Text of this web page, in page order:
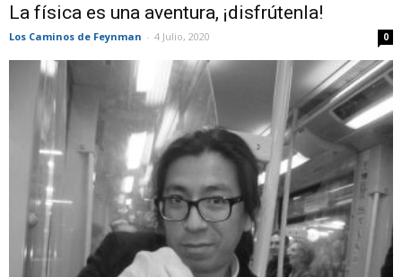
La física es una aventura, ¡disfrútenla!
Los Caminos de Feynman - 4 Julio, 2020 0